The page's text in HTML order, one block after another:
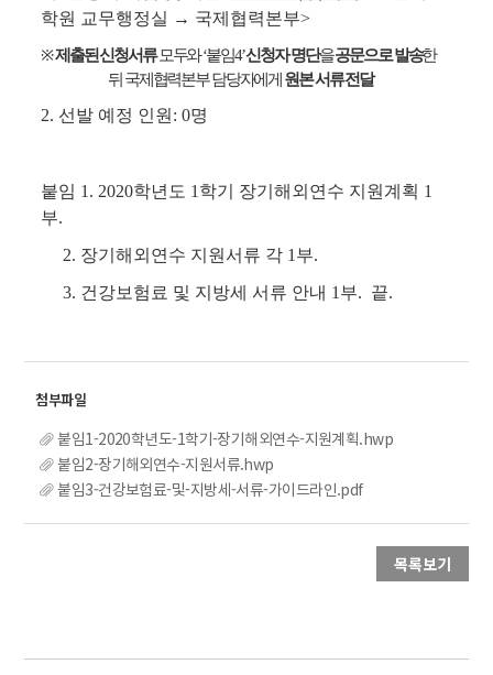
학원 교무행정실 → 국제협력본부>
※제출된 신청서류모두와‘붙임4’신청자 명단을공문으로 발송한
뒤 국제협력본부 담당자에게 원본 서류 전달
2. 선발 예정 인원 : 0명
붙임 1. 2020학년도 1 학기 장기해외연수 지원계획 1
부.
2. 장기해외연수 지원서류 각 1 부.
3. 건강보험료 및 지방세 서류 안내 1 부. 끝.
붙임1-2020학년도-1학기-장기해외연수-지원계획.hwp
붙임2-장기해외연수-지원서류.hwp
붙임3-건강보험료-및-지방세-서류-가이드라인.pdf
목록보기